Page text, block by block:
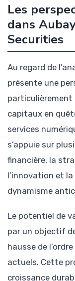
Les
dans
Securities
Au regard de
présente une
capitaux en
services
s’appuie sur
financière, la
l’innovation et
dynamisme
Le potentiel de
par un objectif
hausse de
actuels. Cette
croissance